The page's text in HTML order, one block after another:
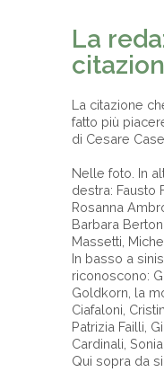
La
La citazione
fatto più
di Cesare
Nelle foto. In
destra: Fausto
Rosanna
Barbara
Massetti,
In basso a
riconoscono:
Goldkorn, la
Ciafaloni,
Patrizia Failli,
Cardinali,
Qui sopra da